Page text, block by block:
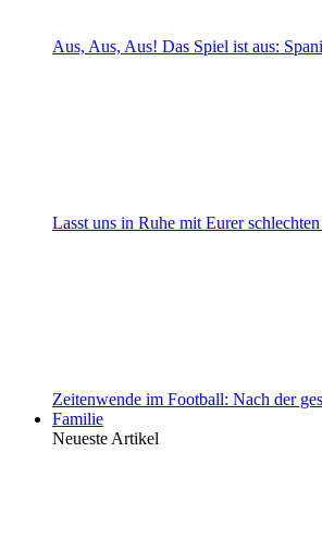
Aus, Aus, Aus! Das Spiel ist aus:
Lasst uns in Ruhe mit Eurer
Zeitenwende im Football: Nach der
Familie
Neueste Artikel